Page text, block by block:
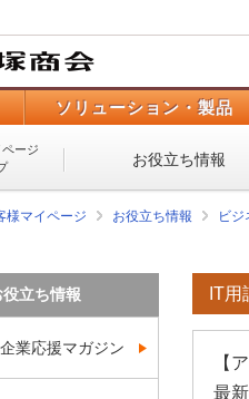
ソリューション・製品
ージ
お役立ち情報
様マイページ お役立ち情報 ビジ
IT用
【
最
立ち情報
業応援マガジン